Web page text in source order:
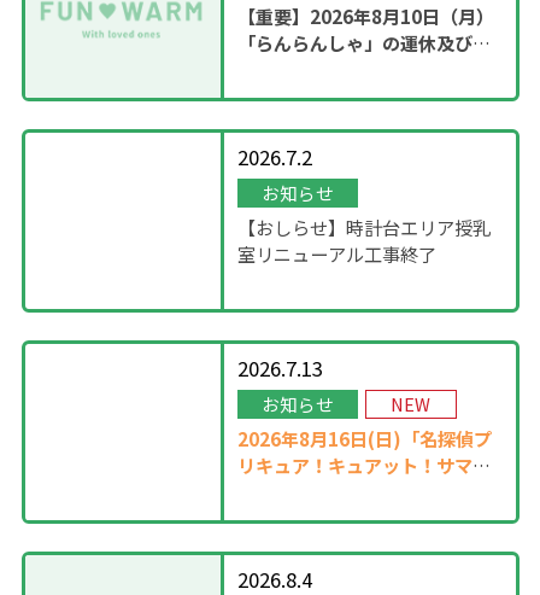
【重要】2026年8月10日（月）
「らんらんしゃ」の運休及び園
2026.7.2
お知らせ
【おしらせ】時計台エリア授乳
室リニューアル工事終了
2026.7.13
お知らせ NEW
2026年8月16日(日)「名探偵プ
リキュア！キュアット！サマー
2026.8.4